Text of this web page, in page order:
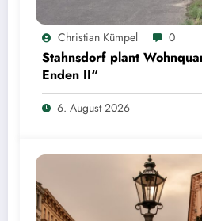
Christian Kümpel 0
Stahnsdorf plant
Enden II“
6. August 2026